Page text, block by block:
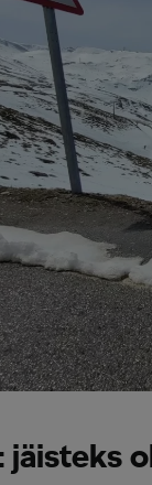
jäisteks